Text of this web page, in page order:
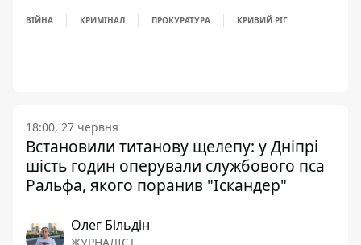
ВІЙНА КРИМІНАЛ ПРОКУРАТУРА КРИВИЙ РІГ
18:00, 27 червня
Встановили титанову щелепу: у Дніпрі
шість годин оперували службового пса
Ральфа, якого поранив "Іскандер"
Олег Більдін